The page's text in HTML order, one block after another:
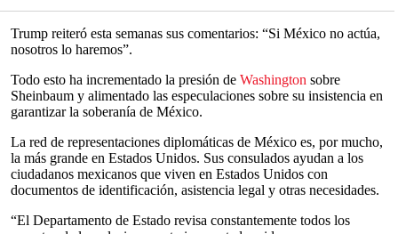
Trump reiteró esta semanas sus comentarios: “Si México no actúa,
nosotros lo haremos”.
Todo esto ha incrementado la presión de Washington sobre
Sheinbaum y alimentado las especulaciones sobre su insistencia en
garantizar la soberanía de México.
La red de representaciones diplomáticas de México es, por mucho,
la más grande en Estados Unidos. Sus consulados ayudan a los
ciudadanos mexicanos que viven en Estados Unidos con
documentos de identificación, asistencia legal y otras necesidades.
“El Departamento de Estado revisa constantemente todos los